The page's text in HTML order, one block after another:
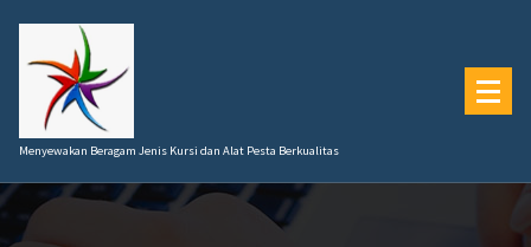
konten
Menyewakan Beragam Jenis Kursi dan Alat Pesta Berkualitas